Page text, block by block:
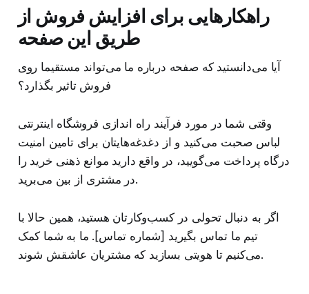
راهکارهایی برای افزایش فروش از
طریق این صفحه
آیا می‌دانستید که صفحه درباره ما می‌تواند مستقیما روی
فروش تاثیر بگذارد؟
وقتی شما در مورد فرآیند راه اندازی فروشگاه اینترنتی
لباس صحبت می‌کنید و از دغدغه‌هایتان برای تامین امنیت
درگاه پرداخت می‌گویید، در واقع دارید موانع ذهنی خرید را
در مشتری از بین می‌برید.
اگر به دنبال تحولی در کسب‌وکارتان هستید، همین حالا با
تیم ما تماس بگیرید [شماره تماس]. ما به شما کمک
می‌کنیم تا هویتی بسازید که مشتریان عاشقش شوند.